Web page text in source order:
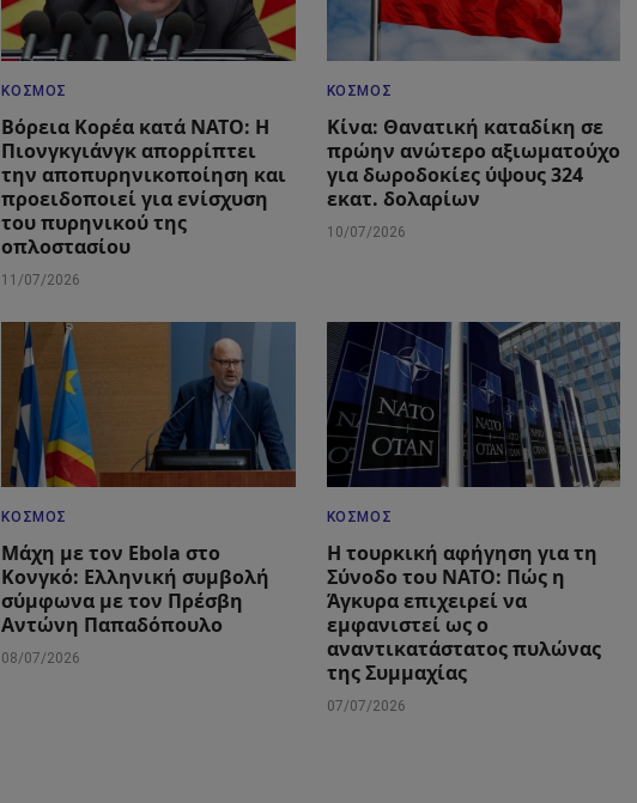
ΚΌΣΜΟΣ
Βόρεια Κορέα κατά ΝΑΤΟ: Η
Πιονγκγιάνγκ απορρίπτει
την αποπυρηνικοποίηση και
προειδοποιεί για ενίσχυση
του πυρηνικού της
οπλοστασίου
11/07/2026
ΚΌΣΜΟΣ
Κίνα: Θανατική καταδίκη σε
πρώην ανώτερο αξιωματούχο
για δωροδοκίες ύψους 324
εκατ. δολαρίων
10/07/2026
ΚΌΣΜΟΣ
Μάχη με τον Ebola στο
Κονγκό: Ελληνική συμβολή
σύμφωνα με τον Πρέσβη
Αντώνη Παπαδόπουλο
08/07/2026
ΚΌΣΜΟΣ
Η τουρκική αφήγηση για τη
Σύνοδο του ΝΑΤΟ: Πώς η
Άγκυρα επιχειρεί να
εμφανιστεί ως ο
αναντικατάστατος πυλώνας
της Συμμαχίας
07/07/2026